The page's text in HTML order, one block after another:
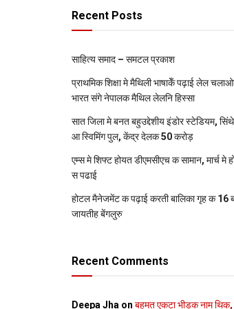
Recent Posts
साहित्य समाद – समटल प्रकाश
प्राथमिक शि‍क्षा मे मैथि‍ली भाषाकेँ पढ़ाई लेल
भारत संगे नेपालक मैथिल लेलनि हिस्सा
सात जिला मे बनत बहुउद्देशीय इंडोर स्‍टेडि‍यम,
आ स्विमिंग पुल, केंद्र देलक 50 करोड़
एम्स मे शिफ्ट होयत डीएमसीएच क सामान, मार्च
स पढाई
होटल मैनेजमेंट क पढ़ाई करती बालिका गृह क 16
जायतीह बेंगलुरु
Recent Comments
Deepa Jha on बहुमत एकटा भीड़क नाम थिक,